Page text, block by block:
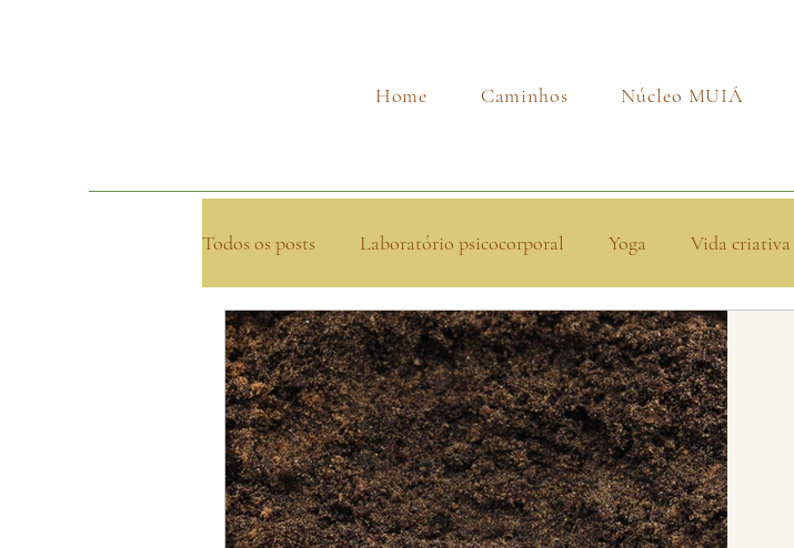
Home Caminhos Núcleo MUIÁ
Todos os posts Laboratório psicocorporal Yoga Vida criativa